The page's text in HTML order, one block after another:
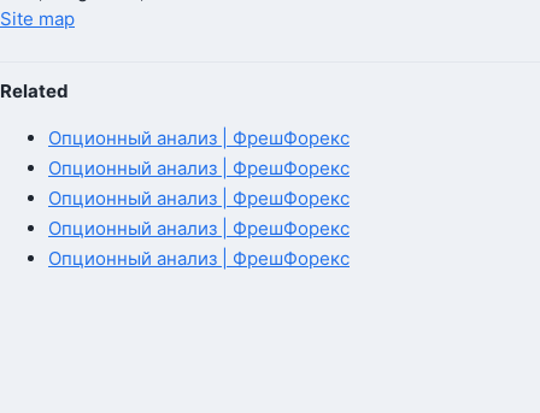
Site map
Related
Опционный анализ | ФрешФорекс
Опционный анализ | ФрешФорекс
Опционный анализ | ФрешФорекс
Опционный анализ | ФрешФорекс
Опционный анализ | ФрешФорекс